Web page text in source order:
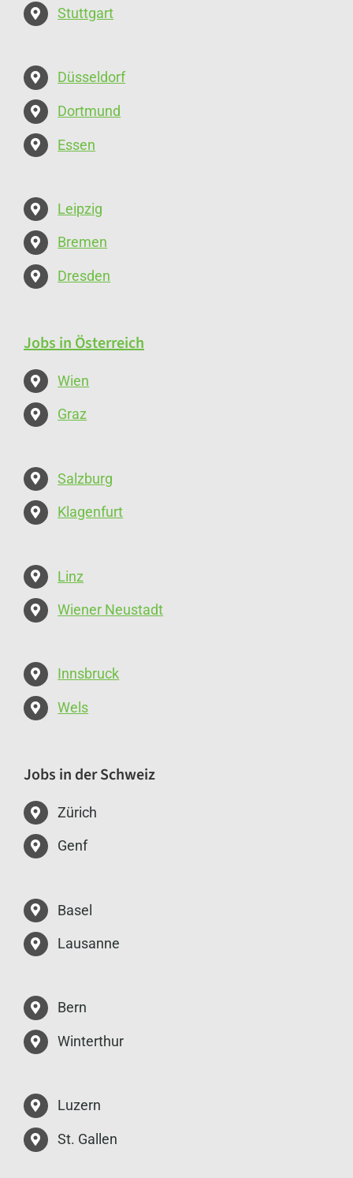
Realstone SA
spusu AG
Soeder AG
Stroba Naturbaustoffe AG
Metallbau Dietikon AG
Stuttgart
Düsseldorf
Dortmund
Essen
Leipzig
Bremen
Dresden
Jobs in Österreich
Wien
Graz
Salzburg
Klagenfurt
Linz
Wiener Neustadt
Innsbruck
Wels
Jobs in der Schweiz
Zürich
Genf
Basel
Lausanne
Bern
Winterthur
Luzern
St. Gallen